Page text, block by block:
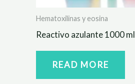
Hematoxilinas y eosina
Reactivo azulante 1000 ml
READ MORE